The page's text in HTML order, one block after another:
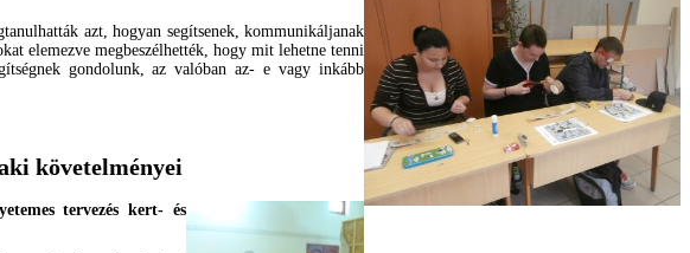
azt, hogyan segítsenek, kommunikáljanak
elemezve megbeszélhették, hogy mit lehetne tenni
gondolunk, az valóban az- e vagy inkább
követelményei
tervezés kert- és